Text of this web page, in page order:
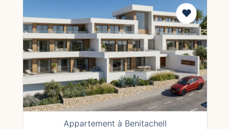
Appartement à Benitachell